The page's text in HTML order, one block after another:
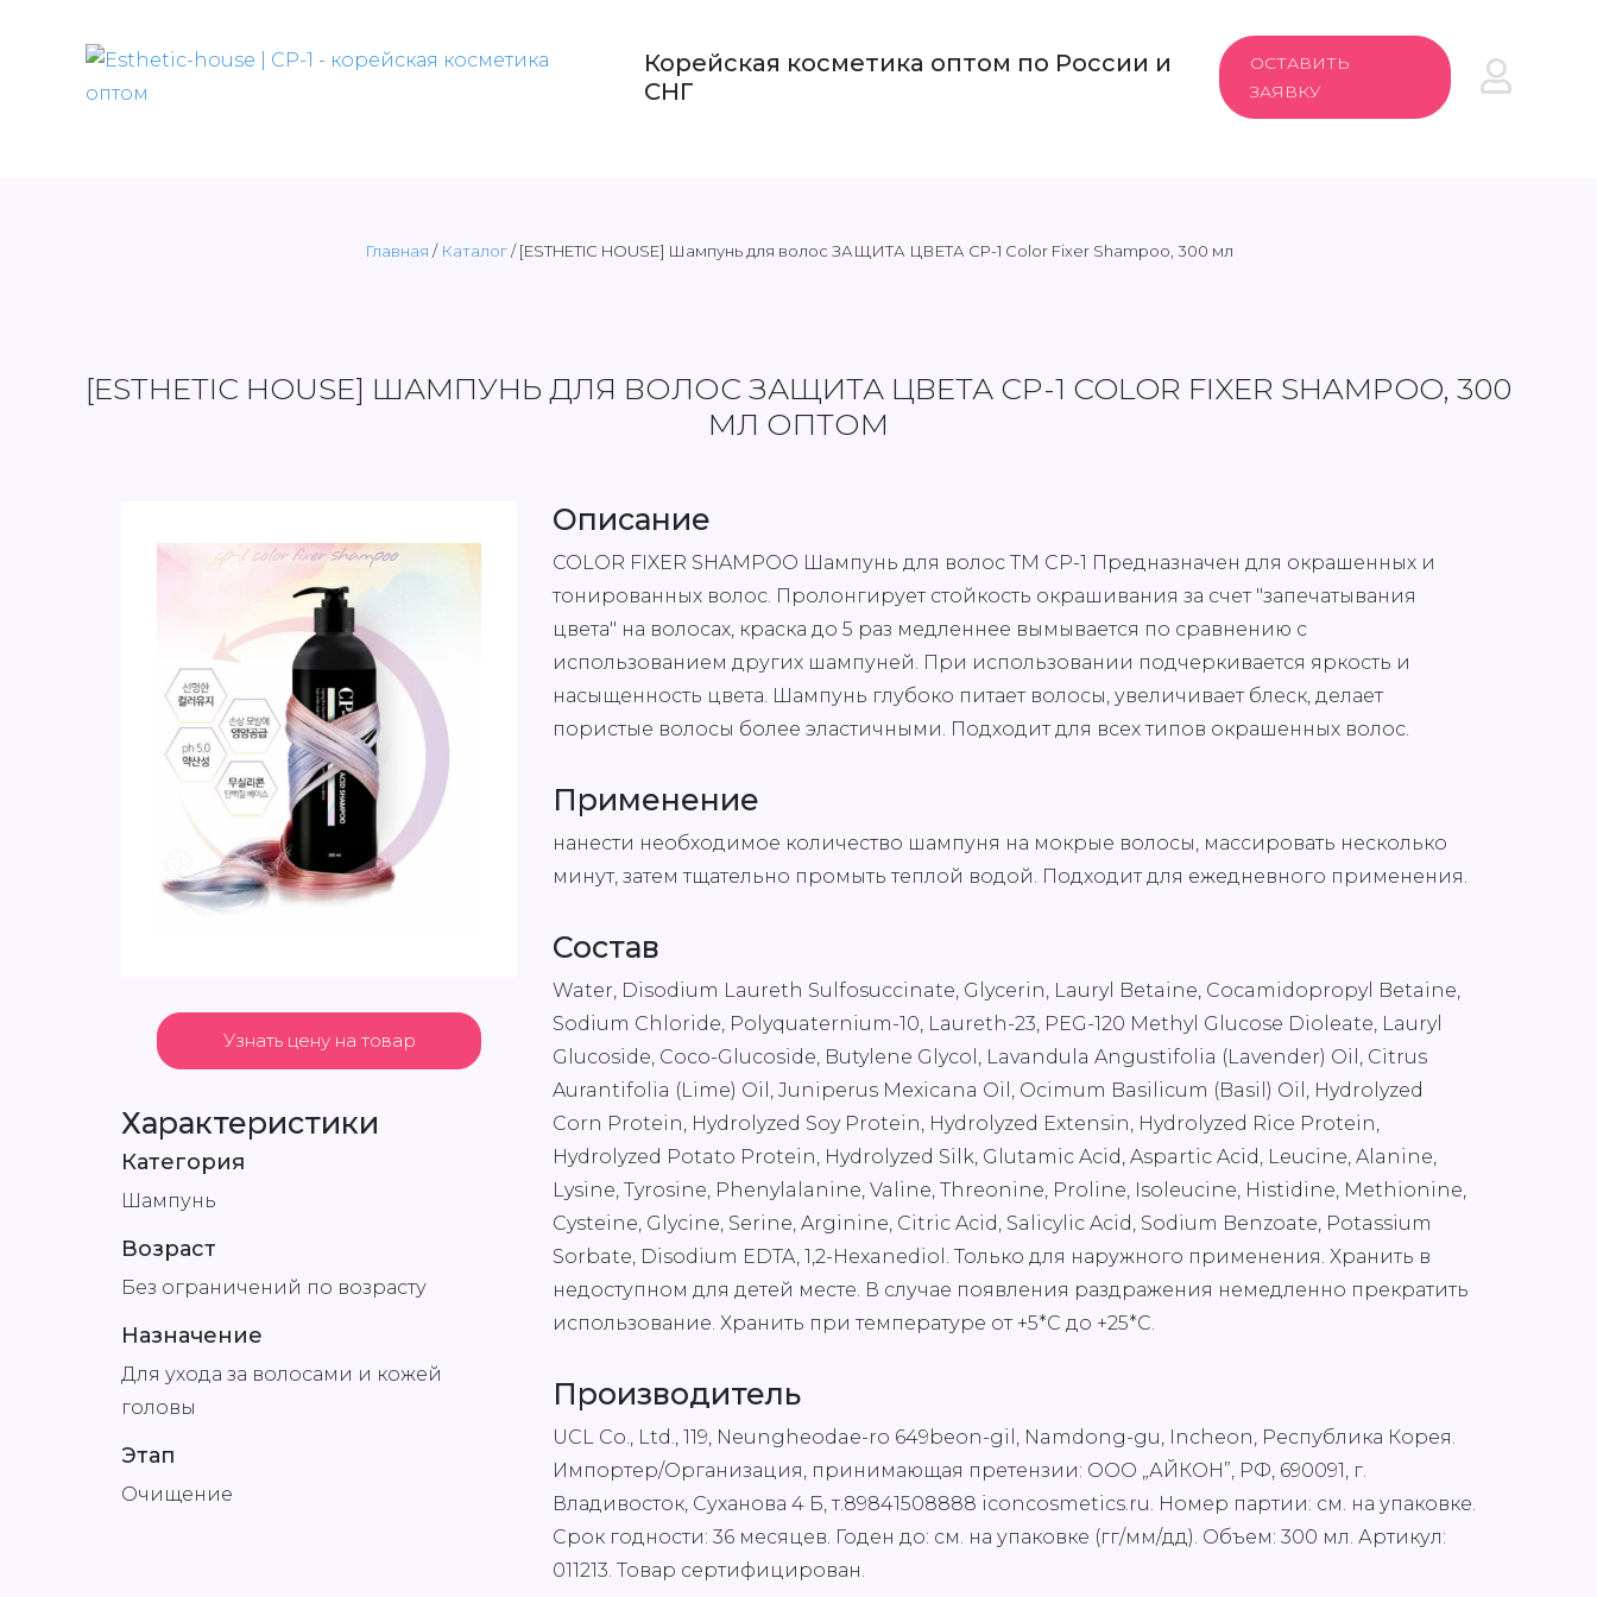
Корейская косметика оптом по России и
СНГ
ОСТАВИТЬ
ЗАЯВКУ
Главная / Каталог/[ESTHETIC HOUSE] Шампунь для волос ЗАЩИТА ЦВЕТА CP-1 Color Fixer Shampoo, 300 мл
[ESTHETIC HOUSE] ШАМПУНЬ ДЛЯ ВОЛОС ЗАЩИТА ЦВЕТА CP-1 COLOR FIXER SHAMPOO, 300
МЛ ОПТОМ
Узнать цену на товар
Характеристики
Категория
Шампунь
Возраст
Без ограничений по возрасту
Назначение
Для ухода за волосами и кожей
головы
Этап
Очищение
Описание
COLOR FIXER SHAMPOO Шампунь для волос ТМ СР-1 Предназначен для окрашенных и
тонированных волос. Пролонгирует стойкость окрашивания за счет "запечатывания
цвета" на волосах, краска до 5 раз медленнее вымывается по сравнению с
использованием других шампуней. При использовании подчеркивается яркость и
насыщенность цвета. Шампунь глубоко питает волосы, увеличивает блеск, делает
пористые волосы более эластичными. Подходит для всех типов окрашенных волос.
Применение
нанести необходимое количество шампуня на мокрые волосы, массировать несколько
минут, затем тщательно промыть теплой водой. Подходит для ежедневного применения.
Состав
Water, Disodium Laureth Sulfosuccinate, Glycerin, Lauryl Betaine, Cocamidopropyl Betaine,
Sodium Chloride, Polyquaternium-10, Laureth-23, PEG-120 Methyl Glucose Dioleate, Lauryl
Glucoside, Coco-Glucoside, Butylene Glycol, Lavandula Angustifolia (Lavender) Oil, Citrus
Aurantifolia (Lime) Oil, Juniperus Mexicana Oil, Ocimum Basilicum (Basil) Oil, Hydrolyzed
Corn Protein, Hydrolyzed Soy Protein, Hydrolyzed Extensin, Hydrolyzed Rice Protein,
Hydrolyzed Potato Protein, Hydrolyzed Silk, Glutamic Acid, Aspartic Acid, Leucine, Alanine,
Lysine, Tyrosine, Phenylalanine, Valine, Threonine, Proline, Isoleucine, Histidine, Methionine,
Cysteine, Glycine, Serine, Arginine, Citric Acid, Salicylic Acid, Sodium Benzoate, Potassium
Sorbate, Disodium EDTA, 1,2-Hexanediol. Только для наружного применения. Хранить в
недоступном для детей месте. В случае появления раздражения немедленно прекратить
использование. Хранить при температуре от +5*С до +25*С.
Производитель
UCL Co., Ltd., 119, Neungheodae-ro 649beon-gil, Namdong-gu, Incheon, Республика Корея.
Импортер/Организация, принимающая претензии: ООО „АЙКОН”, РФ, 690091, г.
Владивосток, Суханова 4 Б, т.89841508888 iconcosmetics.ru. Номер партии: см. на упаковке.
Срок годности: 36 месяцев. Годен до: см. на упаковке (гг/мм/дд). Объем: 300 мл. Артикул:
011213. Товар сертифицирован.